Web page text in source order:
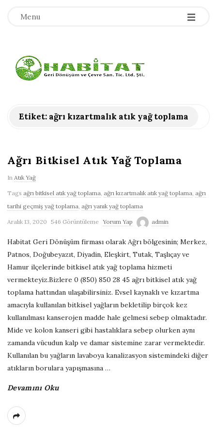
Menu -
-
-
H
t
a
t
G
e
r
i
D
ö
n
ü
ş
Etiket: ağrı kızartmalık atık yağ toplama
Ağrı Bitkisel Atık Yağ Toplama
In Atık Yağ
Tags ağrı bitkisel atık yağ toplama, ağrı kızartmalık atık yağ toplama, ağrı
tarihi geçmiş yağ toplama, ağrı yanık yağ toplama
Aralık 13, 2020 546 Görüntüleme Yorum Yap admin
Habitat Geri Dönüşüm firması olarak Ağrı bölgesinin; Merkez,
Patnos, Doğubeyazıt, Diyadin, Eleşkirt, Tutak, Taşlıçay ve
Hamur ilçelerinde bitkisel atık yağ toplama hizmeti
vermekteyiz.Bizlere 0 (850) 850 28 45 ağrı bitkisel atık yağ
toplama hattından ulaşabilirsiniz. Evsel kaynaklı ve kızartma
amacıyla kullanılan bitkisel yağların bekletilip birçok kez
kullanılması kanserojen madde hale gelmesi sebep olmaktadır.
Mide ve kolon kanseri gibi hastalıklara sebep olurken aynı
zamanda vücudun kalp ve damar sistemine zarar vermektedir.
Kullanılan bu yağların lavaboya kanalizasyon sistemindeki diğer
atıkların borulara yapışmasına …
Devamını Oku